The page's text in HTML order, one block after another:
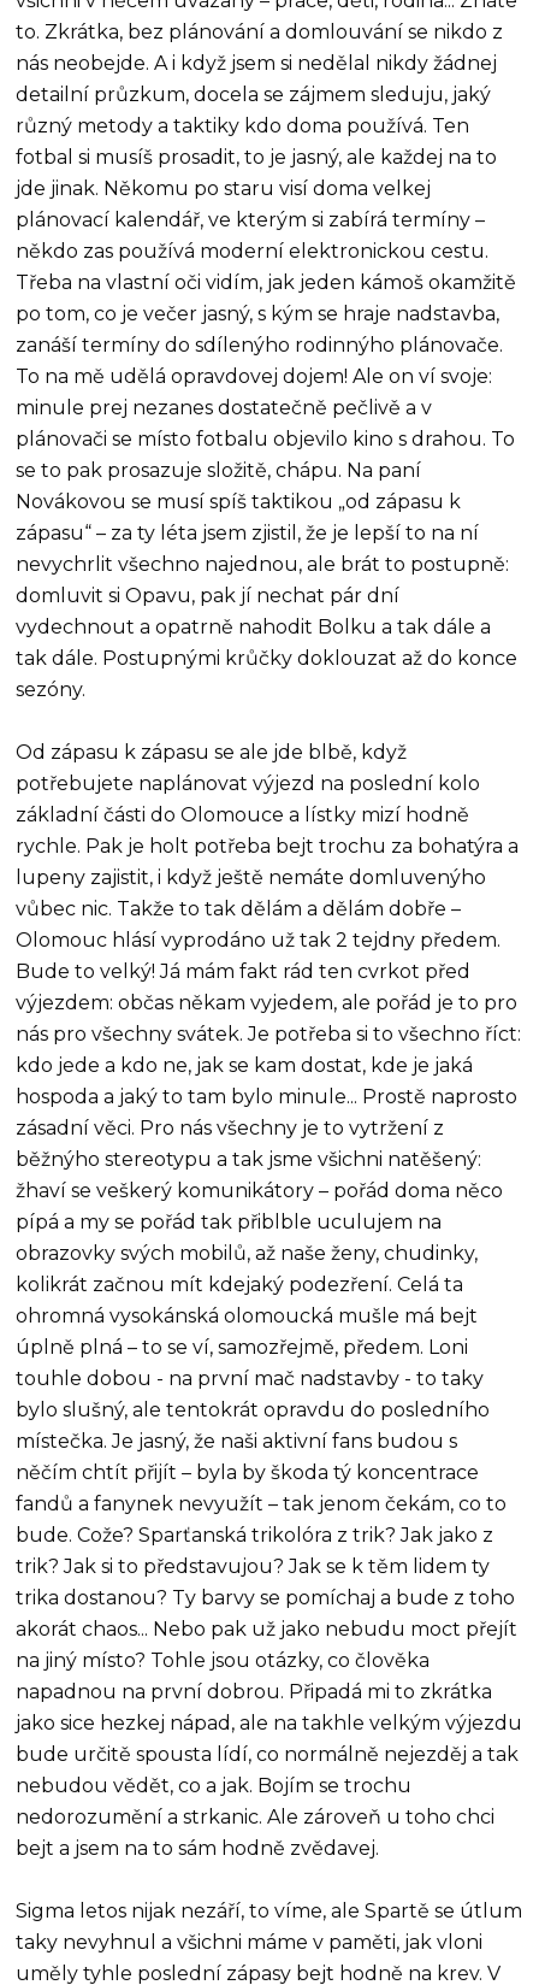
to. Zkrátka, bez plánování a domlouvání se nikdo z
nás neobejde. A i když jsem si nedělal nikdy žádnej
detailní průzkum, docela se zájmem sleduju, jaký
různý metody a taktiky kdo doma používá. Ten
fotbal si musíš prosadit, to je jasný, ale každej na to
jde jinak. Někomu po staru visí doma velkej
plánovací kalendář, ve kterým si zabírá termíny –
někdo zas používá moderní elektronickou cestu.
Třeba na vlastní oči vidím, jak jeden kámoš okamžitě
po tom, co je večer jasný, s kým se hraje nadstavba,
zanáší termíny do sdílenýho rodinnýho plánovače.
To na mě udělá opravdovej dojem! Ale on ví svoje:
minule prej nezanes dostatečně pečlivě a v
plánovači se místo fotbalu objevilo kino s drahou. To
se to pak prosazuje složitě, chápu. Na paní
Novákovou se musí spíš taktikou „od zápasu k
zápasu“ – za ty léta jsem zjistil, že je lepší to na ní
nevychrlit všechno najednou, ale brát to postupně:
domluvit si Opavu, pak jí nechat pár dní
vydechnout a opatrně nahodit Bolku a tak dále a
tak dále. Postupnými krůčky doklouzat až do konce
sezóny.
Od zápasu k zápasu se ale jde blbě, když
potřebujete naplánovat výjezd na poslední kolo
základní části do Olomouce a lístky mizí hodně
rychle. Pak je holt potřeba bejt trochu za bohatýra a
lupeny zajistit, i když ještě nemáte domluvenýho
vůbec nic. Takže to tak dělám a dělám dobře –
Olomouc hlásí vyprodáno už tak 2 tejdny předem.
Bude to velký! Já mám fakt rád ten cvrkot před
výjezdem: občas někam vyjedem, ale pořád je to pro
nás pro všechny svátek. Je potřeba si to všechno říct:
kdo jede a kdo ne, jak se kam dostat, kde je jaká
hospoda a jaký to tam bylo minule... Prostě naprosto
zásadní věci. Pro nás všechny je to vytržení z
běžnýho stereotypu a tak jsme všichni natěšený:
žhaví se veškerý komunikátory – pořád doma něco
pípá a my se pořád tak přiblble uculujem na
obrazovky svých mobilů, až naše ženy, chudinky,
kolikrát začnou mít kdejaký podezření. Celá ta
ohromná vysokánská olomoucká mušle má bejt
úplně plná – to se ví, samozřejmě, předem. Loni
touhle dobou - na první mač nadstavby - to taky
bylo slušný, ale tentokrát opravdu do posledního
místečka. Je jasný, že naši aktivní fans budou s
něčím chtít přijít – byla by škoda tý koncentrace
fandů a fanynek nevyužít – tak jenom čekám, co to
bude. Cože? Sparťanská trikolóra z trik? Jak jako z
trik? Jak si to představujou? Jak se k těm lidem ty
trika dostanou? Ty barvy se pomíchaj a bude z toho
akorát chaos... Nebo pak už jako nebudu moct přejít
na jiný místo? Tohle jsou otázky, co člověka
napadnou na první dobrou. Připadá mi to zkrátka
jako sice hezkej nápad, ale na takhle velkým výjezdu
bude určitě spousta lídí, co normálně nejezděj a tak
nebudou vědět, co a jak. Bojím se trochu
nedorozumění a strkanic. Ale zároveň u toho chci
bejt a jsem na to sám hodně zvědavej.
Sigma letos nijak nezáří, to víme, ale Spartě se útlum
taky nevyhnul a všichni máme v paměti, jak vloni
uměly tyhle poslední zápasy bejt hodně na krev. V